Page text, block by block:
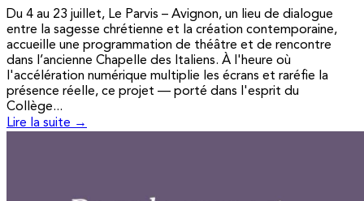
Du 4 au 23 juillet, Le Parvis – Avignon, un lieu de dialogue
entre la sagesse chrétienne et la création contemporaine,
accueille une programmation de théâtre et de rencontre
dans l’ancienne Chapelle des Italiens. À l'heure où
l'accélération numérique multiplie les écrans et raréfie la
présence réelle, ce projet — porté dans l'esprit du
Collège...
Lire la suite →